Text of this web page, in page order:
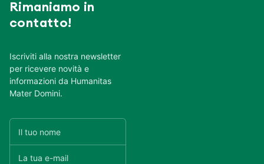
Rimaniamo in
contatto!
Iscriviti alla nostra newsletter
per ricevere novità e
informazioni da Humanitas
Mater Domini.